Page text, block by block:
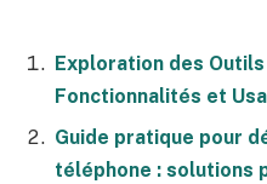
Exploration des
Fonctionnalités et
Guide pratique pour
téléphone : solutions